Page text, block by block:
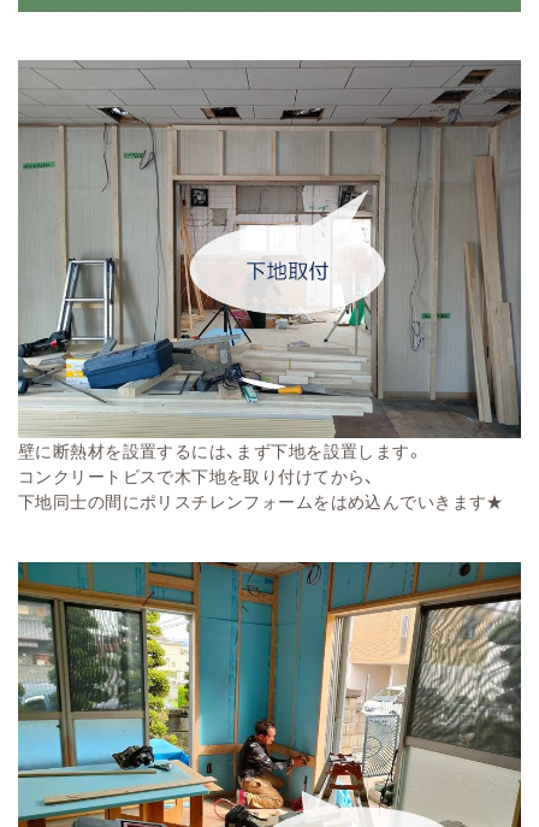
壁に断熱材を設置するには、まず下地を設置します。
コンクリートビスで木下地を取り付けてから、
下地同士の間にポリスチレンフォームをはめ込んでいきます★